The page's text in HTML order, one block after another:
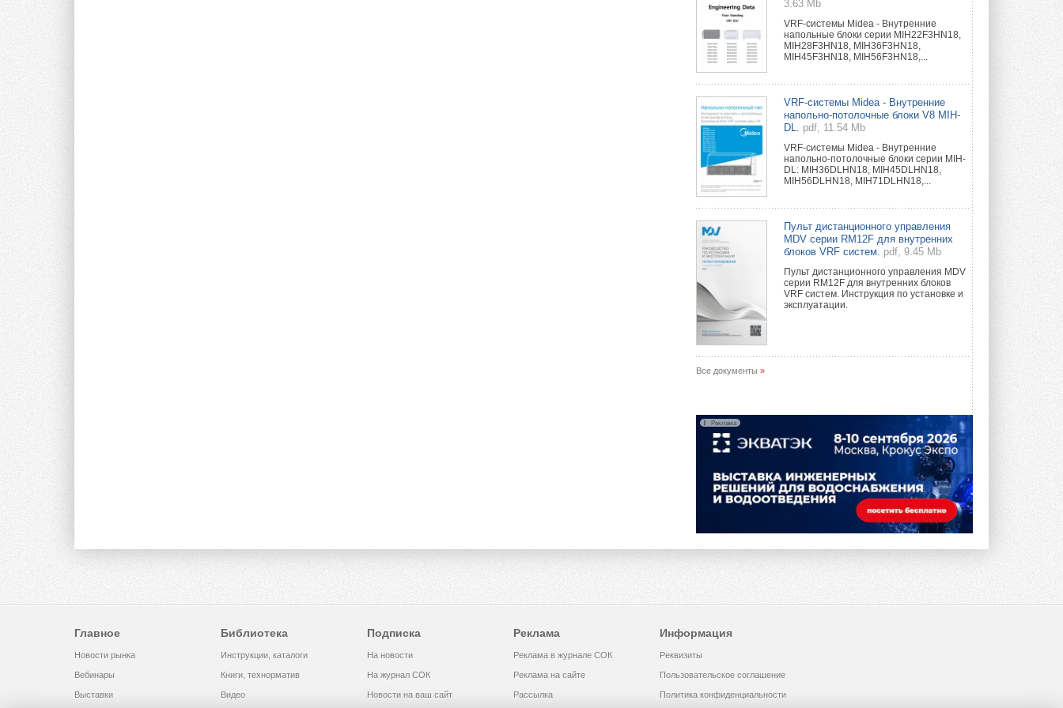
3.63 Mb
VRF-системы Midea - Внутренние
напольные блоки серии MIH22F3HN18,
MIH28F3HN18, MIH36F3HN18,
MIH45F3HN18, MIH56F3HN18,...
VRF-системы Midea - Внутренние
напольно-потолочные блоки V8 MIH-
DL.
pdf, 11.54 Mb
VRF-системы Midea - Внутренние
напольно-потолочные блоки серии MIH-
DL: MIH36DLHN18, MIH45DLHN18,
MIH56DLHN18, MIH71DLHN18,...
Пульт дистанционного управления
MDV серии RM12F для внутренних
блоков VRF систем.
pdf, 9.45 Mb
Пульт дистанционного управления MDV
серии RM12F для внутренних блоков
VRF систем. Инструкция по установке и
эксплуатации.
Все документы »
Реклама
Главное
Новости рынка
Вебинары
Выставки
Библиотека
Инструкции, каталоги
Книги, технорматив
Видео
Подписка
На новости
На журнал СОК
Новости на ваш сайт
Реклама
Реклама в журнале СОК
Реклама на сайте
Рассылка
Информация
Реквизиты
Пользовательское соглашение
Политика конфиденциальности